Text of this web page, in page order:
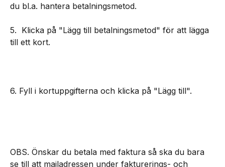
du bl.a. hantera betalningsmetod.
5.  Klicka på "Lägg till betalningsmetod" för att lägga
till ett kort.
6. Fyll i kortuppgifterna och klicka på "Lägg till".
OBS. Önskar du betala med faktura så ska du bara
se till att mailadressen under fakturerings- och